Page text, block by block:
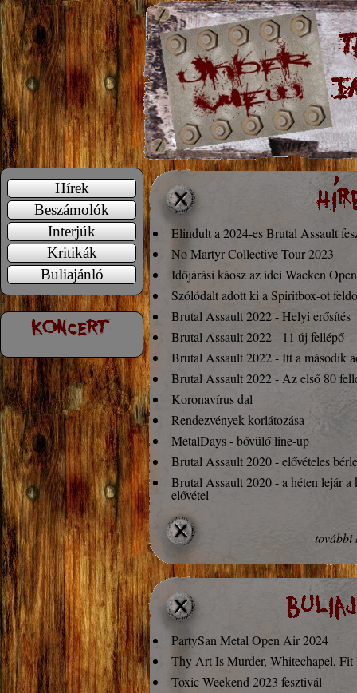
Hírek
Beszámolók
Interjúk
Kritikák
Buliajánló
Elindult a 2024-es Brutal Assault
No Martyr Collective Tour 2023
Időjárási káosz az idei Wacken
Szólódalt adott ki a Spiritbox-ot
Brutal Assault 2022 - Helyi erősítés
Brutal Assault 2022 - 11 új fellépő
Brutal Assault 2022 - Itt a második
Brutal Assault 2022 - Az első 80
Koronavírus dal
Rendezvények korlátozása
MetalDays - bővülő line-up
Brutal Assault 2020 - elővételes
Brutal Assault 2020 - a héten lejár a
elővétel
Megjelent az új Gutalax klip
As Karma Brings-lemezpremiertovábbi
PartySan Metal Open Air 2024
Thy Art Is Murder, Whitechapel,
Toxic Weekend 2023 fesztivál